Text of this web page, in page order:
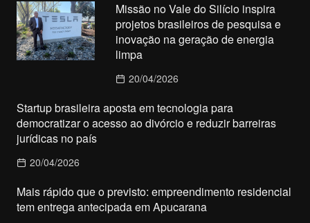
Missão no Vale do Silício inspira
projetos brasileiros de pesquisa e
inovação na geração de energia
limpa
20/04/2026
Startup brasileira aposta em tecnologia para
democratizar o acesso ao divórcio e reduzir barreiras
jurídicas no país
20/04/2026
Mais rápido que o previsto: empreendimento residencial
tem entrega antecipada em Apucarana